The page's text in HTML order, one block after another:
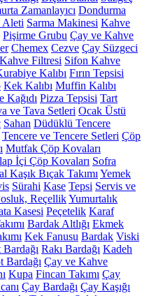
Zamanlayıcı Dondurma
Aleti Sarma Makinesi Kahve
Pişirme Grubu Çay ve Kahve
Chemex Cezve Çay Süzgeci
Kahve Filtresi Sifon Kahve
Kalıbı Fırın Tepsisi
Kek Kalıbı Muffin Kalıbı
Kağıdı Pizza Tepsisi Tart
ve Tava Setleri Ocak Üstü
Sahan Düdüklü Tencere
Tencere ve Tencere Setleri Çöp
Mutfak Çöp Kovaları
İçi Çöp Kovaları Sofra
Kaşık Bıçak Takımı Yemek
Sürahi Kase Tepsi Servis ve
ReçellikYumurtalık
Kasesi Peçetelik Karaf
Bardak Altlığı Ekmek
Kek Fanusu Bardak Viski
Rakı Bardağı Kadeh
Bardağı Çay ve Kahve
Kupa Fincan Takımı Çay
Çay Bardağı Çay Kaşığı